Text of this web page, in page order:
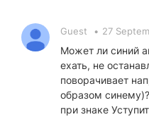
Guest • 27
Может ли синий
ехать, не
поворачивает
образом
при знаке